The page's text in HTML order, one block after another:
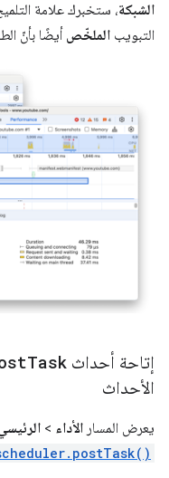
الشبكة، ستخبرك علامة
التبويب الملخّص أيضًا بأنّ
إتاحة أحداث Task
الأحداث
يعرض المسار الأداء >